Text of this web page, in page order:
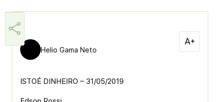
Helio Gama Neto
ISTOÉ DINHEIRO – 31/05/2019